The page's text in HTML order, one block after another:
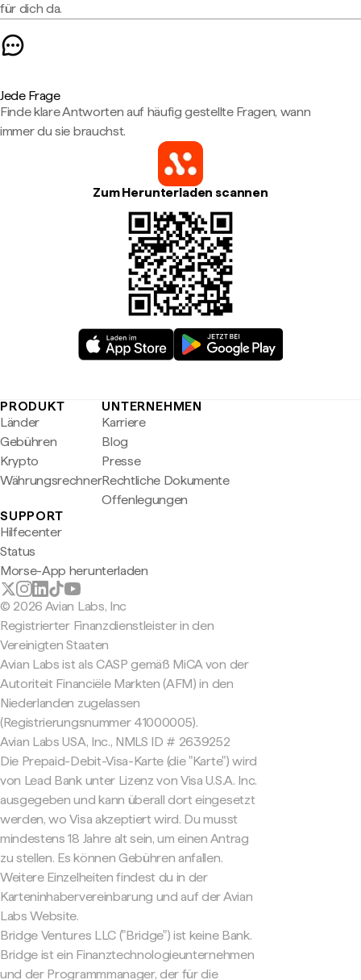
für dich da.
Jede Frage
Finde klare Antworten auf häufig gestellte Fragen, wann
immer du sie brauchst.
Zum Herunterladen scannen
PRODUKT
Länder
Gebühren
Krypto
Währungsrechner
UNTERNEHMEN
Karriere
Blog
Presse
Rechtliche Dokumente
Offenlegungen
SUPPORT
Hilfecenter
Status
Morse-App herunterladen
© 2026 Avian Labs, Inc
Registrierter Finanzdienstleister in den
Vereinigten Staaten
Avian Labs ist als CASP gemäß MiCA von der
Autoriteit Financiële Markten (AFM) in den
Niederlanden zugelassen
(Registrierungsnummer 41000005).
Avian Labs USA, Inc., NMLS ID # 2639252
Die Prepaid-Debit-Visa-Karte (die "Karte") wird
von Lead Bank unter Lizenz von Visa U.S.A. Inc.
ausgegeben und kann überall dort eingesetzt
werden, wo Visa akzeptiert wird. Du musst
mindestens 18 Jahre alt sein, um einen Antrag
zu stellen. Es können Gebühren anfallen.
Weitere Einzelheiten findest du in der
Karteninhabervereinbarung und auf der Avian
Labs Website.
Bridge Ventures LLC ("Bridge") ist keine Bank.
Bridge ist ein Finanztechnologieunternehmen
und der Programmmanager, der für die